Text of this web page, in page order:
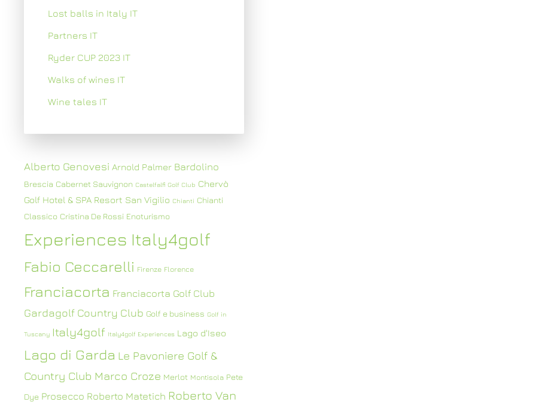
Lost balls in Italy IT
Partners IT
Ryder CUP 2023 IT
Walks of wines IT
Wine tales IT
Alberto Genovesi Arnold Palmer Bardolino
Brescia Cabernet Sauvignon Castelfalfi Golf Club Chervò
Golf Hotel & SPA Resort San Vigilio Chianti Chianti
Classico Cristina De Rossi Enoturismo
Experiences Italy4golf
Fabio Ceccarelli Firenze Florence
Franciacorta Franciacorta Golf Club
Gardagolf Country Club Golf e business Golf in
Tuscany Italy4golf Italy4golf Experiences Lago d'Iseo
Lago di Garda Le Pavoniere Golf &
Country Club Marco Croze Merlot Montisola Pete
Dye Prosecco Roberto Matetich Roberto Van